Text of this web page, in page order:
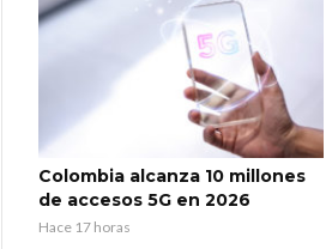
Colombia alcanza 10 millones
de accesos 5G en 2026
Hace 17 horas